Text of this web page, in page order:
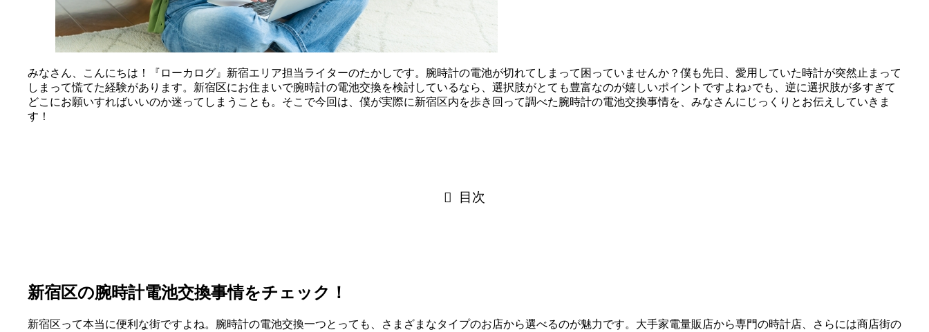
みなさん、こんにちは！『ローカログ』新宿エリア担当ライターのたかしです。腕時計の電池が切れてしまって困っていませんか？僕も先日、愛用していた時計が突然止まって
しまって慌てた経験があります。新宿区にお住まいで腕時計の電池交換を検討しているなら、選択肢がとても豊富なのが嬉しいポイントですよね♪でも、逆に選択肢が多すぎて
どこにお願いすればいいのか迷ってしまうことも。そこで今回は、僕が実際に新宿区内を歩き回って調べた腕時計の電池交換事情を、みなさんにじっくりとお伝えしていきま
す！
目次
新宿区の腕時計電池交換事情をチェック！
新宿区って本当に便利な街ですよね。腕時計の電池交換一つとっても、さまざまなタイプのお店から選べるのが魅力です。大手家電量販店から専門の時計店、さらには商店街の